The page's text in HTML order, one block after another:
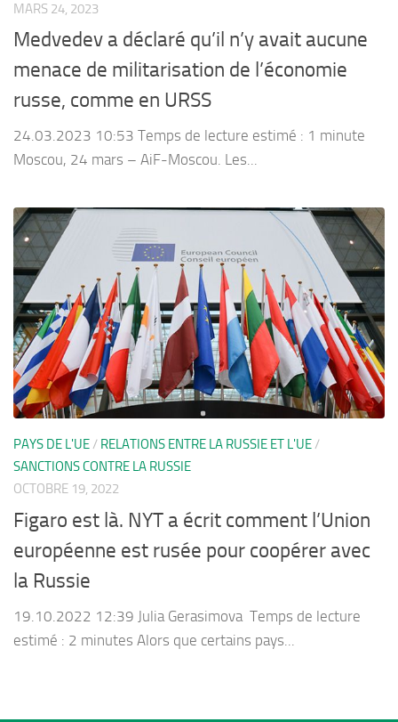
MARS 24, 2023
Medvedev a déclaré qu’il n’y avait aucune
menace de militarisation de l’économie
russe, comme en URSS
24.03.2023 10:53 Temps de lecture estimé : 1 minute
Moscou, 24 mars – AiF-Moscou. Les...
PAYS DE L'UE / RELATIONS ENTRE LA RUSSIE ET L'UE /
SANCTIONS CONTRE LA RUSSIE
OCTOBRE 19, 2022
Figaro est là. NYT a écrit comment l’Union
européenne est rusée pour coopérer avec
la Russie
19.10.2022 12:39 Julia Gerasimova Temps de lecture
estimé : 2 minutes Alors que certains pays...